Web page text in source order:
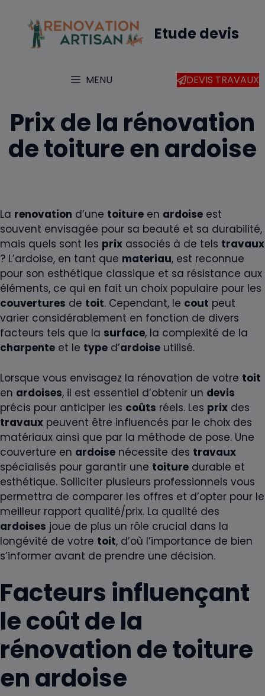
contenu
Etude devis
MENU DEVIS TRAVAUX
Prix de la rénovation
de toiture en ardoise
La renovation d’une toiture en ardoise est
souvent envisagée pour sa beauté et sa durabilité,
mais quels sont les prix associés à de tels travaux
? L’ardoise, en tant que materiau, est reconnue
pour son esthétique classique et sa résistance aux
éléments, ce qui en fait un choix populaire pour les
couvertures de toit. Cependant, le cout peut
varier considérablement en fonction de divers
facteurs tels que la surface, la complexité de la
charpente et le type d’ardoise utilisé.
Lorsque vous envisagez la rénovation de votre toit
en ardoises, il est essentiel d’obtenir un devis
précis pour anticiper les coûts réels. Les prix des
travaux peuvent être influencés par le choix des
matériaux ainsi que par la méthode de pose. Une
couverture en ardoise nécessite des travaux
spécialisés pour garantir une toiture durable et
esthétique. Solliciter plusieurs professionnels vous
permettra de comparer les offres et d’opter pour le
meilleur rapport qualité/prix. La qualité des
ardoises joue de plus un rôle crucial dans la
longévité de votre toit, d’où l’importance de bien
s’informer avant de prendre une décision.
Facteurs influençant
le coût de la
rénovation de toiture
en ardoise